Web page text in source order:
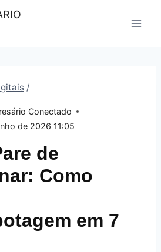
/
Conectado
de 2026 11:05
de
Como
em 7